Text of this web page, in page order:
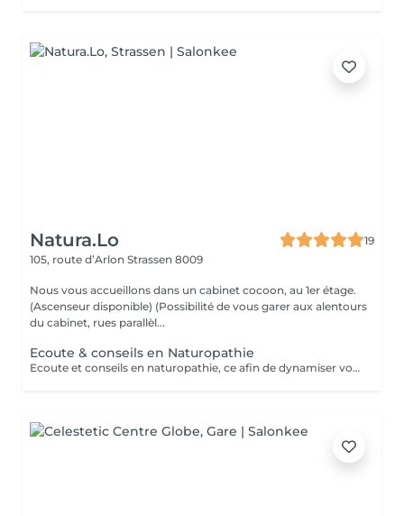
Natura.Lo
19
105, route d’Arlon Strassen 8009
Nous vous accueillons dans un cabinet cocoon, au 1er étage.
(Ascenseur disponible) (Possibilité de vous garer aux alentours
du cabinet, rues parallèl...
Ecoute & conseils en Naturopathie
Ecoute et conseils en naturopathie, ce afin de dynamiser votre retour à la vitalité mentale et corporelle. (Anamnèse de votre mode de vie et de votre quotidien, et mise en place de votre plan "bien-être") Les conseils ou soins en naturopathie ne remplacent en aucun cas un traitement chez votre médecin. Chèque cadeau disponible (Montant de votre choix, celui-ci est à indiquer lors de votre demande) (Temps de séance facultatif)